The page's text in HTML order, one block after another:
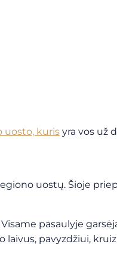
uosto, kuris yra vos už
uostų. Šioje
Visame pasaulyje
pavyzdžiui,